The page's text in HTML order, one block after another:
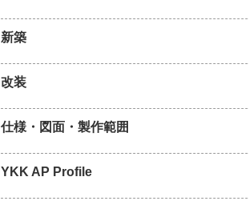
新築
改装
仕様・図面・製作範囲
YKK AP Profile